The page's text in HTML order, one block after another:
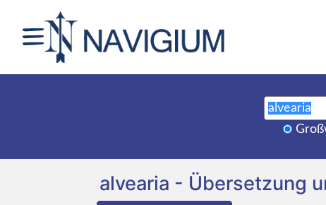
alvearia - Übersetzung